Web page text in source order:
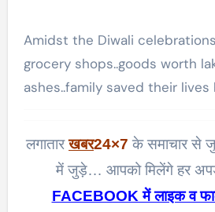
Amidst the Diwali
grocery shops..goods worth
ashes..family saved their lives
लगातारखबर24×7 के समाचार से
में जुड़े… आपको मिलेंगे हर
FACEBOOK में लाइक व